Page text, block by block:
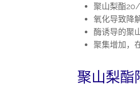
聚山梨酯
氧化导致降
酶诱导的聚
聚集增加，
聚山梨酯